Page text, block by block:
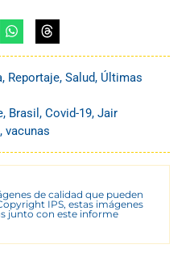
, Reportaje, Salud, Últimas
, Brasil , Covid-19, Jair
, vacunas
de calidad que pueden
IPS, estas imágenes
junto con este informe